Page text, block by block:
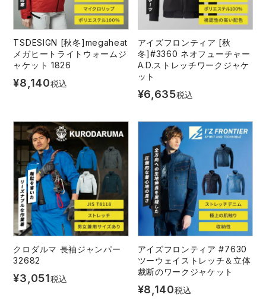
作業用ポロシャツ
安全保護具
ヤッケ
作業用小物・アクセサリー
鞄・バッグ
つなぎ
ファン付き作業着・空調服
コンプレッションウェアランキング
作業用ポロシャツランキング
レインウェアランキング
アイズフロンティア ランキング
TSDESIGN ランキング
コーコス ランキング
アイトス ランキング
住商モンブラン
GUSH FORCE CUP
カーシーカシマ
シンメン 日進ゴム
ハイパーV 丸五
ムービンカット グラディエーター
ニオイクリア タカヤ商事
エアークラフト 自重堂
飲食店ユニフォーム
運送・倉庫作業服
夜間・高視認性安全服
医療白衣・介護服
TSDESIGN [秋冬]megaheat
メガヒートライトウォームジ
ャケット 1826
¥8,140税込
アイズフロンティア [秋
冬]#3360 ネオフューチャー
A.D.ストレッチワークジャケ
ット
¥6,635税込
クロダルマ 長袖ジャンパー
32682
¥3,051税込
アイズフロンティア #7630
ツーウェイストレッチ＆立体
裁断のワークジャケット
¥8,140税込